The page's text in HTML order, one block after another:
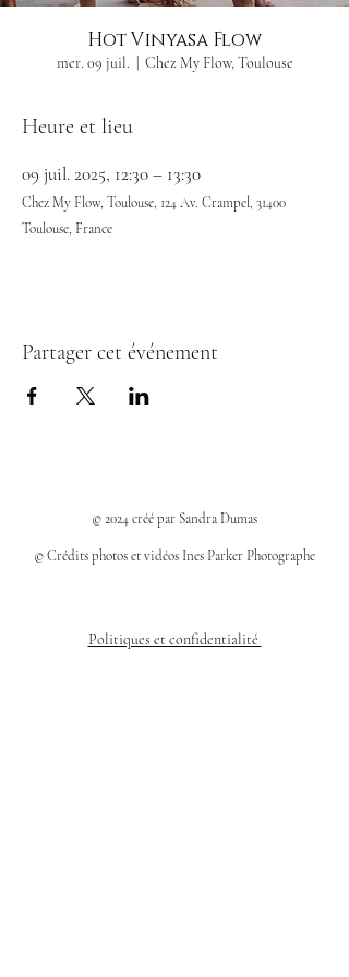
Hot Vinyasa Flow
mer. 09 juil. Chez My Flow, Toulouse
Heure et lieu
09 juil. 2025, 12:30 – 13:30
Chez My Flow, Toulouse, 124 Av. Crampel, 31400
Toulouse, France
Partager cet événement
© 2024 créé par Sandra Dumas
© Crédits photos et vidéos Ines Parker Photographe
Politiques et confidentialité